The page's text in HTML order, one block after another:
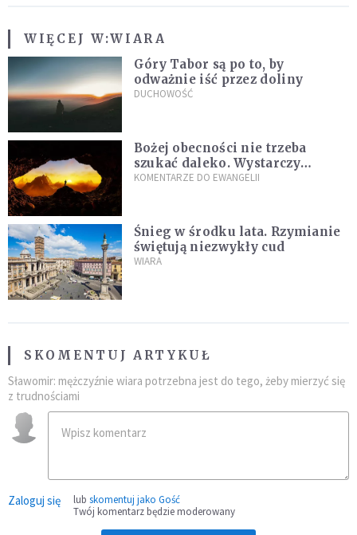
WIĘCEJ W:WIARA
Góry Tabor są po to, by
odważnie iść przez doliny
DUCHOWOŚĆ
Bożej obecności nie trzeba
szukać daleko. Wystarczy
nauczyć się słuchać
KOMENTARZE DO EWANGELII
Śnieg w środku lata. Rzymianie
świętują niezwykły cud
WIARA
SKOMENTUJ ARTYKUŁ
Sławomir: mężczyźnie wiara potrzebna jest do tego, żeby mierzyć się
z trudnościami
Zaloguj się lub skomentuj jako Gość
Twój komentarz będzie moderowany